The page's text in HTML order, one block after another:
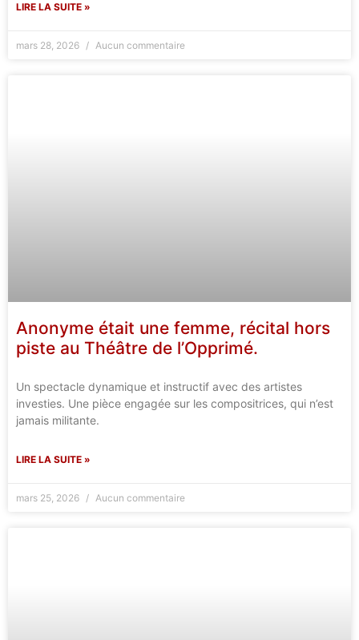
LIRE LA SUITE »
mars 28, 2026 Aucun commentaire
Anonyme était une femme, récital hors
piste au Théâtre de l’Opprimé.
Un spectacle dynamique et instructif avec des artistes
investies. Une pièce engagée sur les compositrices, qui n’est
jamais militante.
LIRE LA SUITE »
mars 25, 2026 Aucun commentaire